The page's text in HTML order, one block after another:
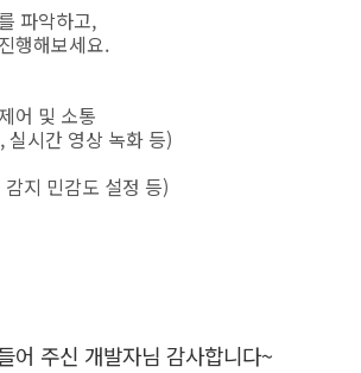
파악하고,
행해보세요.
어 및 소통
시간 영상 녹화 등)
지 민감도 설정 등)
어 주신 개발자님 감사합니다~